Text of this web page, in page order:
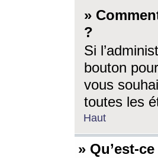
»
?
Si
bouton
vous
toutes les
Haut
» Qu’est-